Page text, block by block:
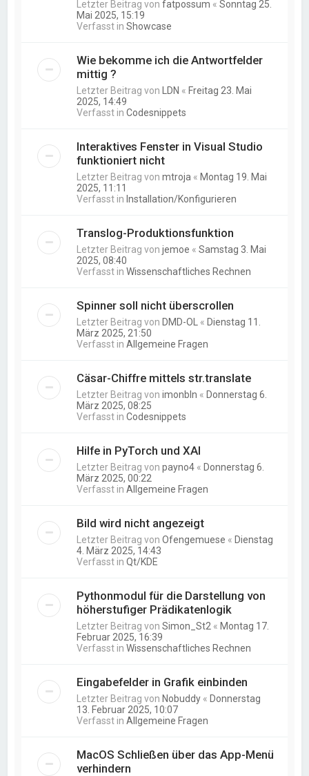
Letzter Beitrag vonfatpossum «Sonntag 25.
Mai 2025, 15:19
Verfasst inShowcase
Wie bekomme ich die Antwortfelder
mittig ?
Letzter Beitrag von LDN « Freitag 23. Mai
2025, 14:49
Verfasst inCodesnippets
Interaktives Fenster in Visual Studio
funktioniert nicht
Letzter Beitrag vonmtroja « Montag 19. Mai
2025, 11:11
Verfasst in Installation/Konfigurieren
Translog-Produktionsfunktion
Letzter Beitrag vonjemoe «Samstag 3. Mai
2025, 08:40
Verfasst inWissenschaftliches Rechnen
Spinner soll nicht überscrollen
Letzter Beitrag von DMD-OL « Dienstag 11.
März 2025, 21:50
Verfasst inAllgemeine Fragen
Cäsar-Chiffre mittels str.translate
Letzter Beitrag vonimonbln « Donnerstag 6.
März 2025, 08:25
Verfasst inCodesnippets
Hilfe in PyTorch und XAI
Letzter Beitrag vonpayno4 « Donnerstag 6.
März 2025, 00:22
Verfasst inAllgemeine Fragen
Bild wird nicht angezeigt
Letzter Beitrag vonOfengemuese « Dienstag
4. März 2025, 14:43
Verfasst inQt/KDE
Pythonmodul für die Darstellung von
höherstufiger Prädikatenlogik
Letzter Beitrag vonSimon_St2 « Montag 17.
Februar 2025, 16:39
Verfasst inWissenschaftliches Rechnen
Eingabefelder in Grafik einbinden
Letzter Beitrag von Nobuddy « Donnerstag
13. Februar 2025, 10:07
Verfasst inAllgemeine Fragen
MacOS Schließen über das App-Menü
verhindern